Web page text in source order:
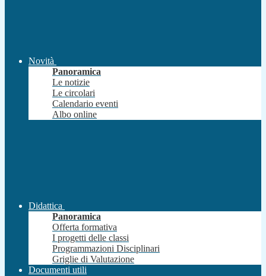
Novità
Panoramica
Le notizie
Le circolari
Calendario eventi
Albo online
Didattica
Panoramica
Offerta formativa
I progetti delle classi
Programmazioni Disciplinari
Griglie di Valutazione
Documenti utili